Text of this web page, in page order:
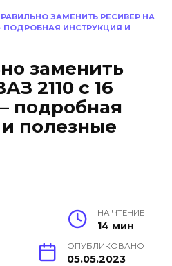
ЗАМЕНИТЬ РЕСИВЕР НА
ПОДРОБНАЯ ИНСТРУКЦИЯ И
заменить
2110 с 16
подробная
полезные
НА ЧТЕНИЕ
14 мин
ОПУБЛИКОВАНО
05.05.2023